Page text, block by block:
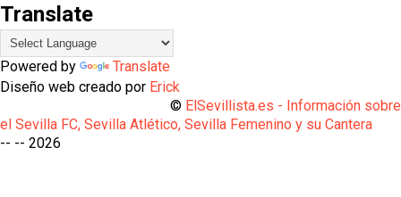
Translate
Powered by
Translate
Diseño web creado por Erick
© ElSevillista.es - Información sobre
el Sevilla FC, Sevilla Atlético, Sevilla Femenino y su Cantera
-- -- 2026